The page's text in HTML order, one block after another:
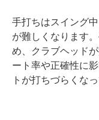
手打ちはスイング
が難しくなります
め、クラブヘッド
ート率や正確性に
トが打ちづらくな